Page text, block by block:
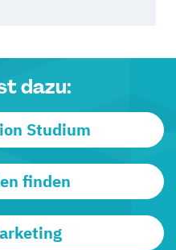
dazu:
Studium
finden